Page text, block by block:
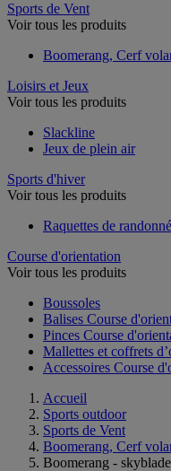
Sports de Vent
Voir tous les produits
Boomerang, Cerf
Loisirs et Jeux
Voir tous les produits
Slackline
Jeux de plein air
Sports d'hiver
Voir tous les produits
Raquettes de
Course d'orientation
Voir tous les produits
Boussoles
Balises Course
Pinces Course
Mallettes et coffrets
Accessoires Course
Accueil
Sports outdoor
Sports de Vent
Boomerang, Cerf
Boomerang -